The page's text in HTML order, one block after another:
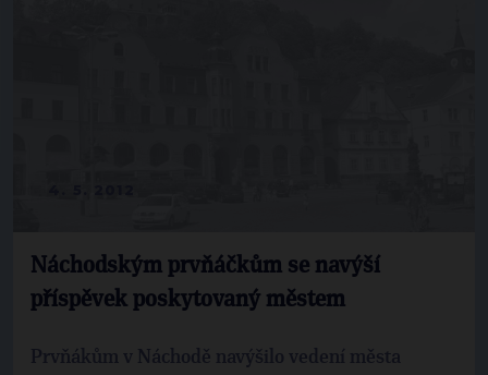
Náchodským prvňáčkům se navýší
příspěvek poskytovaný městem
Prvňákům v Náchodě navýšilo vedení města